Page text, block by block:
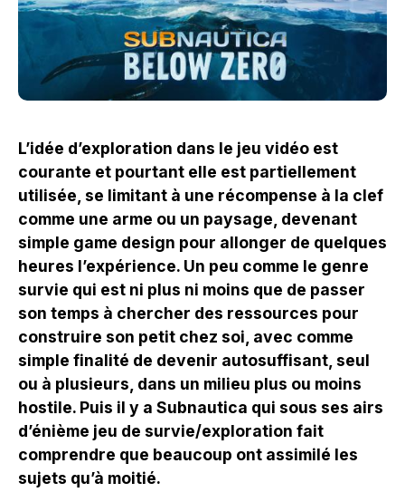
L’idée d’exploration dans le jeu vidéo est
courante et pourtant elle est partiellement
utilisée, se limitant à une récompense à la clef
comme une arme ou un paysage, devenant
simple game design pour allonger de quelques
heures l’expérience. Un peu comme le genre
survie qui est ni plus ni moins que de passer
son temps à chercher des ressources pour
construire son petit chez soi, avec comme
simple finalité de devenir autosuffisant, seul
ou à plusieurs, dans un milieu plus ou moins
hostile. Puis il y a Subnautica qui sous ses airs
d’énième jeu de survie/exploration fait
comprendre que beaucoup ont assimilé les
sujets qu’à moitié.